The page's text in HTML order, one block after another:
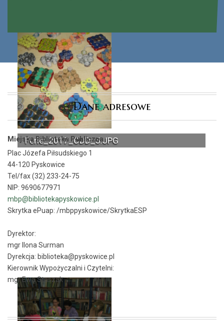
Ferie_2017_ODD_5.JPG
Dane adresowe
Miejska Biblioteka Publiczna
Plac Józefa Piłsudskiego 1
44-120 Pyskowice
Tel/fax (32) 233-24-75
NIP: 9690677971
mbp@bibliotekapyskowice.pl
Skrytka ePuap: /mbppyskowice/SkrytkaESP
Dyrektor:
mgr Ilona Surman
Dyrekcja: biblioteka@pyskowice.pl
Kierownik Wypożyczalni i Czytelni:
mgr Ewa Staszak